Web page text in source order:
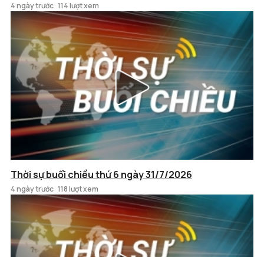
4 ngày trước 114 lượt xem
Thời sự buổi chiều thứ 6 ngày 31/7/2026
4 ngày trước 118 lượt xem